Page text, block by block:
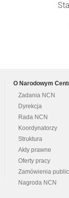
O Narodowym
Zadania NCN
Dyrekcja
Rada NCN
Koordynatorzy
Struktura
Akty prawne
Oferty pracy
Zamówienia
Nagroda NCN